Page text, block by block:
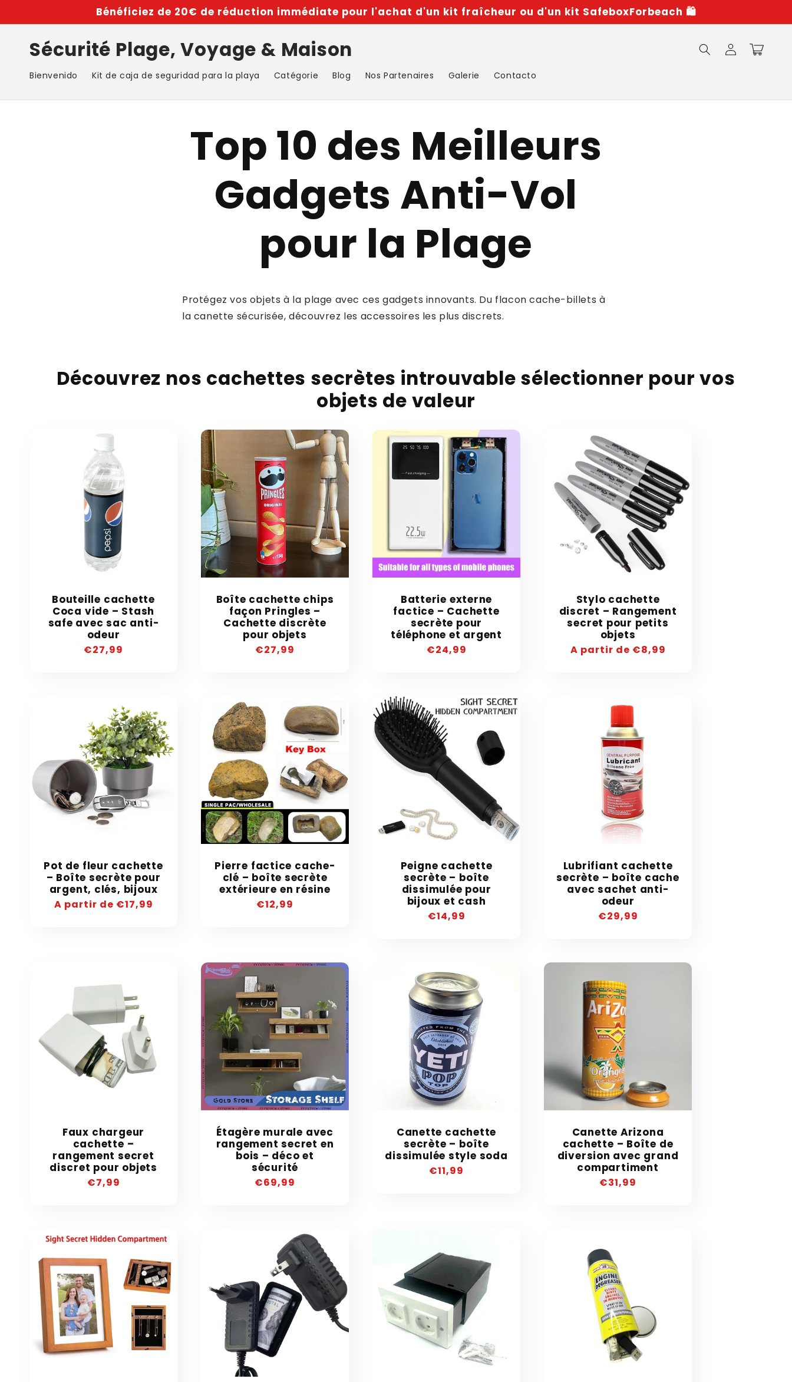
contenido
Bénéficiez de 20€ de réduction immédiate pour l'achat d'un kit fraîcheur ou d'un kit SafeboxForbeach 🛍️
Sécurité Plage, Voyage & Maison
Bienvenido Kit de caja de seguridad para la playa Catégorie Blog Nos Partenaires Galerie Contacto
Iniciar
sesión
Carrito
Top 10 des Meilleurs
Gadgets Anti-Vol
pour la Plage
Protégez vos objets à la plage avec ces gadgets innovants. Du flacon cache-billets à
la canette sécurisée, découvrez les accessoires les plus discrets.
Découvrez nos cachettes secrètes introuvable sélectionner pour vos
objets de valeur
Bouteille cachette
Coca vide – Stash
safe avec sac anti-
odeur
Precio
€27,99
Boîte cachette chips
façon Pringles –
Cachette discrète
pour objets
Precio
€27,99
Batterie externe
factice – Cachette
secrète pour
téléphone et argent
Precio
€24,99
Stylo cachette
discret – Rangement
secret pour petits
objets
Precio
A partir de €8,99
Pot de fleur cachette
– Boîte secrète pour
argent, clés, bijoux
Precio
A partir de €17,99
Pierre factice cache-
clé – boîte secrète
extérieure en résine
Precio
€12,99
Peigne cachette
secrète – boîte
dissimulée pour
bijoux et cash
Precio
€14,99
Lubrifiant cachette
secrète – boîte cache
avec sachet anti-
odeur
Precio
€29,99
Faux chargeur
cachette –
rangement secret
discret pour objets
Precio
€7,99
Étagère murale avec
rangement secret en
bois – déco et
sécurité
Precio
€69,99
Canette cachette
secrète – boîte
dissimulée style soda
Precio
€11,99
Canette Arizona
cachette – Boîte de
diversion avec grand
compartiment
Precio
€31,99